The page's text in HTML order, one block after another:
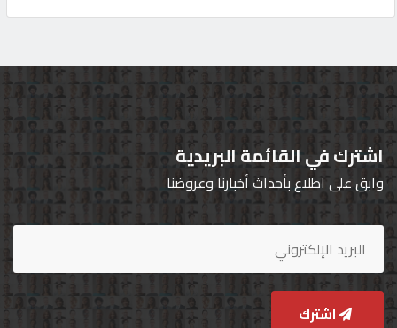
اشترك في القائمة البريدية
وابق على اطلاع بأحداث أخبارنا وعروضنا
اشترك